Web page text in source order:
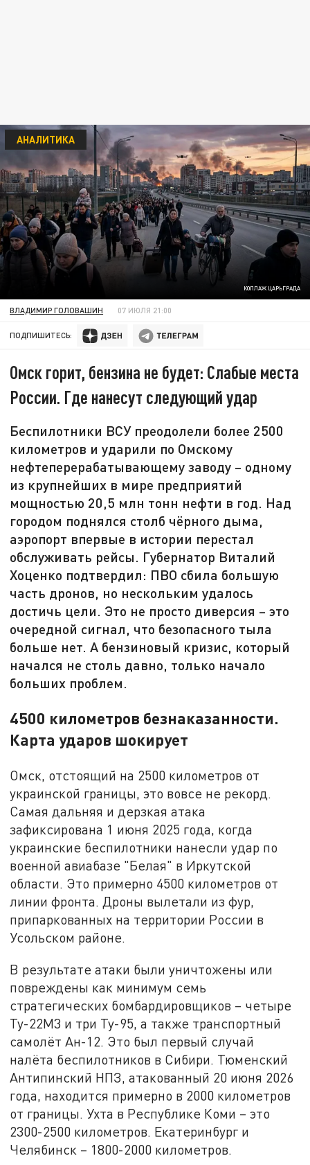
КОЛЛАЖ ЦАРЬГРАДА
АНАЛИТИКА
ВЛАДИМИР ГОЛОВАШИН 07 ИЮЛЯ 21:00
ПОДПИШИТЕСЬ:
Омск горит, бензина не будет: Слабые места
России. Где нанесут следующий удар
Беспилотники ВСУ преодолели более 2500
километров и ударили по Омскому
нефтеперерабатывающему заводу – одному
из крупнейших в мире предприятий
мощностью 20,5 млн тонн нефти в год. Над
городом поднялся столб чёрного дыма,
аэропорт впервые в истории перестал
обслуживать рейсы. Губернатор Виталий
Хоценко подтвердил: ПВО сбила большую
часть дронов, но нескольким удалось
достичь цели. Это не просто диверсия – это
очередной сигнал, что безопасного тыла
больше нет. А бензиновый кризис, который
начался не столь давно, только начало
больших проблем.
4500 километров безнаказанности.
Карта ударов шокирует
Омск, отстоящий на 2500 километров от
украинской границы, это вовсе не рекорд.
Самая дальняя и дерзкая атака
зафиксирована 1 июня 2025 года, когда
украинские беспилотники нанесли удар по
военной авиабазе "Белая" в Иркутской
области. Это примерно 4500 километров от
линии фронта. Дроны вылетали из фур,
припаркованных на территории России в
Усольском районе.
В результате атаки были уничтожены или
повреждены как минимум семь
стратегических бомбардировщиков – четыре
Ту-22М3 и три Ту-95, а также транспортный
самолёт Ан-12. Это был первый случай
налёта беспилотников в Сибири. Тюменский
Антипинский НПЗ, атакованный 20 июня 2026
года, находится примерно в 2000 километров
от границы. Ухта в Республике Коми – это
2300-2500 километров. Екатеринбург и
Челябинск – 1800-2000 километров.